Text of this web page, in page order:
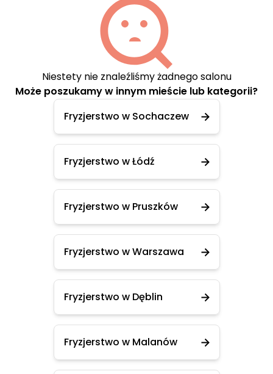
Niestety nie znaleźliśmy żadnego salonu
Może poszukamy w innym mieście lub kategorii?
Fryzjerstwo w Sochaczew
Fryzjerstwo w Łódź
Fryzjerstwo w Pruszków
Fryzjerstwo w Warszawa
Fryzjerstwo w Dęblin
Fryzjerstwo w Malanów